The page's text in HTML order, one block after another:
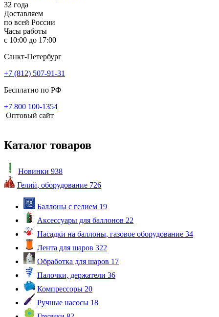
32 года
Доставляем
по всей России
Часы работы
с 10:00 до 17:00
Санкт-Петербург
+7 (812) 507-91-31
Бесплатно по РФ
+7 800 100-1354
Оптовый сайт
Каталог товаров
Новинки 938
Гелий, оборудование 726
Баллоны с гелием 19
Аксессуары для баллонов 22
Насадки на баллоны, газовое оборудование 34
Лента для шаров 322
Обработка для шаров 17
Палочки, держатели 36
Компрессоры 20
Ручные насосы 18